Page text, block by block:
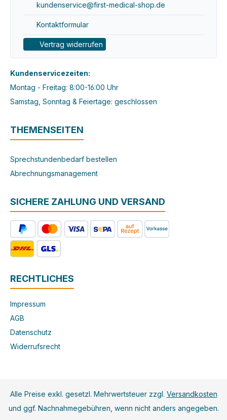
kundenservice@first-medical-shop.de
Kontaktformular
Vertrag widerrufen
Kundenservicezeiten:
Montag - Freitag: 8:00-16:00 Uhr
Samstag, Sonntag & Feiertage: geschlossen
THEMENSEITEN
Sprechstundenbedarf bestellen
Abrechnungsmanagement
SICHERE ZAHLUNG UND VERSAND
RECHTLICHES
Impressum
AGB
Datenschutz
Widerrufsrecht
Alle Preise exkl. gesetzl. Mehrwertsteuer zzgl. Versandkosten
und ggf. Nachnahmegebühren, wenn nicht anders angegeben.